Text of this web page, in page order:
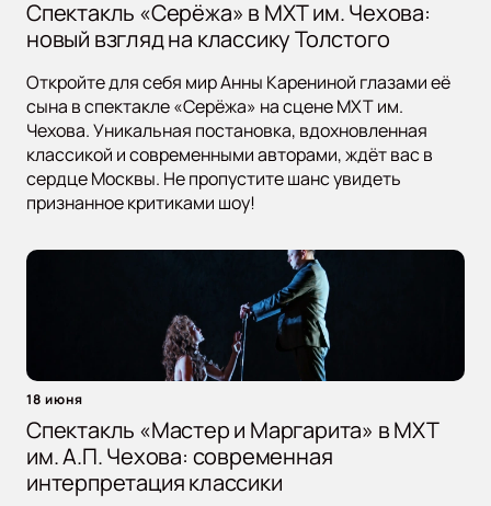
Спектакль «Серёжа» в МХТ им. Чехова:
новый взгляд на классику Толстого
Откройте для себя мир Анны Карениной глазами её
сына в спектакле «Серёжа» на сцене МХТ им.
Чехова. Уникальная постановка, вдохновленная
классикой и современными авторами, ждёт вас в
сердце Москвы. Не пропустите шанс увидеть
признанное критиками шоу!
18 июня
Спектакль «Мастер и Маргарита» в МХТ
им. А.П. Чехова: современная
интерпретация классики